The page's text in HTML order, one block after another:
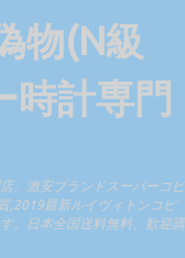
物(N級
時計専門
、激安ブランドスーパーコピ
,2019最新ルイヴィトンコピ
。日本全国送料無料、歓迎購